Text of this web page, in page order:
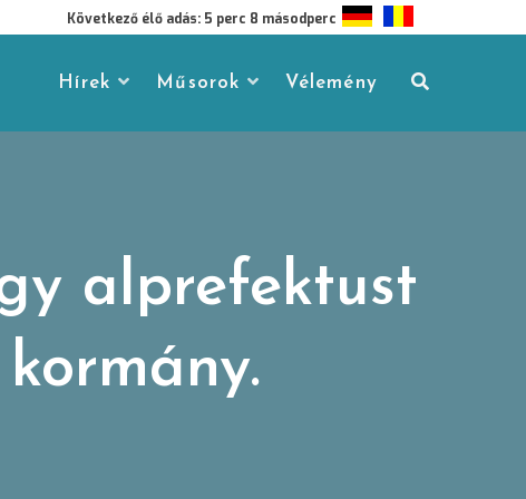
Következő élő adás: 5 perc 7 másodperc
Hírek Műsorok Vélemény
alprefektust